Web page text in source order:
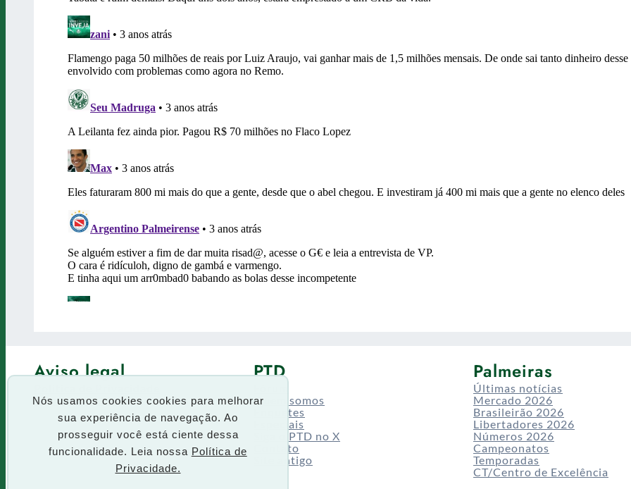
Nós usamos cookies cookies para melhorar
sua experiência de navegação. Ao
prosseguir você está ciente dessa
funcionalidade. Leia nossa Política de
Privacidade.
Aviso legal
Termos de uso
PTD
Quem somos
Enquetes
Especiais
Siga o PTD no X
Contato
Site antigo
Palmeiras
Últimas notícias
Mercado 2026
Brasileirão 2026
Libertadores 2026
Números 2026
Campeonatos
Temporadas
CT/Centro de Excelência